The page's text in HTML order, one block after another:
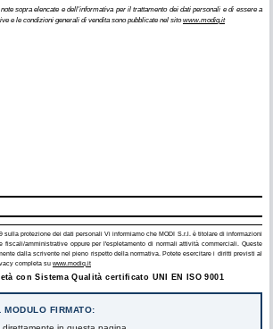
sopra elencate e dell'informativa per il trattamento dei dati personali e di essere a
e le condizioni generali di vendita sono pubblicate nel sitowww.modiq.it
sulla protezione dei dati personali Vi informiamo che MODI S.r.l. è titolare di informazioni
fiscali/amministrative oppure per l'espletamento di normali attività commerciali. Queste
dalla scrivente nel pieno rispetto della normativa. Potete esercitare i diritti previsti al
completa su www.modiq.it
con Sistema Qualità certificato UNI EN ISO 9001
FIRMATO: